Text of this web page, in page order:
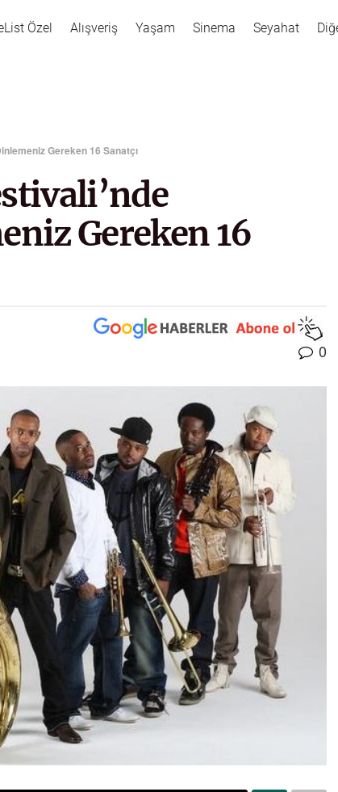
Özel Alışveriş Yaşam Sinema Seyahat
Gereken 16 Sanatçı
Gereken 16
0